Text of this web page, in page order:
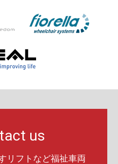
us
リフトなど福祉車両